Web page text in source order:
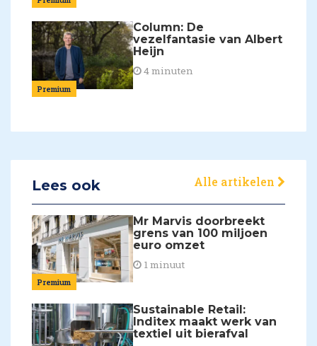
Premium
Column: De
vezelfantasie van Albert
Heijn
4 minuten
Lees ook Alle artikelen
Premium
Mr Marvis doorbreekt
grens van 100 miljoen
euro omzet
1 minuut
Sustainable Retail:
Inditex maakt werk van
textiel uit bierafval